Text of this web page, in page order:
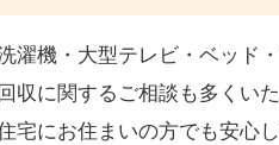
濯機・大型テレビ・ベッド
収に関するご相談も多くい
宅にお住まいの方でも安心